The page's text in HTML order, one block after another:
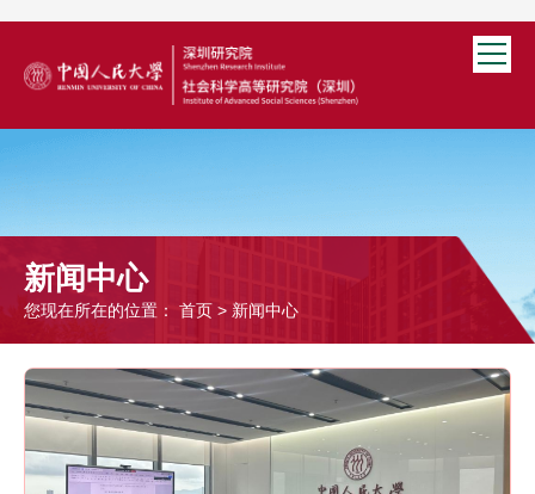
新闻中心
您现在所在的位置： 首页 > 新闻中心